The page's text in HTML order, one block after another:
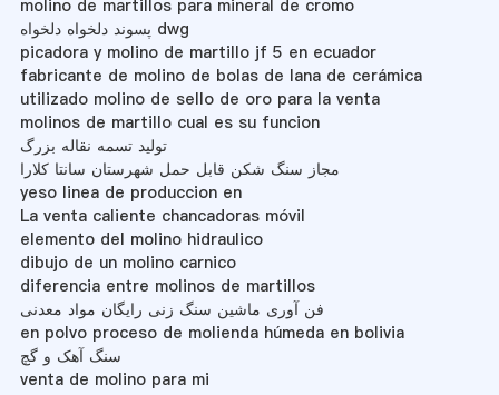
molino de martillos para mineral de cromo
پسوند دلخواه دلخواه dwg
picadora y molino de martillo jf 5 en ecuador
fabricante de molino de bolas de lana de cerámica
utilizado molino de sello de oro para la venta
molinos de martillo cual es su funcion
تولید تسمه نقاله بزرگ
مجاز سنگ شکن قابل حمل شهرستان سانتا کلارا
yeso linea de produccion en
La venta caliente chancadoras móvil
elemento del molino hidraulico
dibujo de un molino carnico
diferencia entre molinos de martillos
فن آوری ماشین سنگ زنی رایگان مواد معدنی
en polvo proceso de molienda húmeda en bolivia
سنگ آهک و گچ
venta de molino para mi